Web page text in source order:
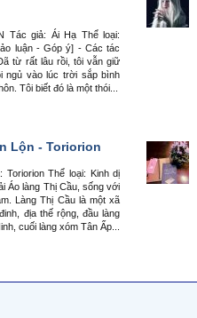
Tác giả: Ái Hạ Thể loại:
luận - Góp ý] - Các tác
từ rất lâu rồi, tôi vẫn giữ
ngủ vào lúc trời sắp bình
Tôi biết đó là một thói...
Lộn - Toriorion
Thể loại: Kinh dị
Áo làng Thị Cầu, sống với
Làng Thị Cầu là một xã
địa thế rộng, đầu làng
cuối làng xóm Tân Ấp...